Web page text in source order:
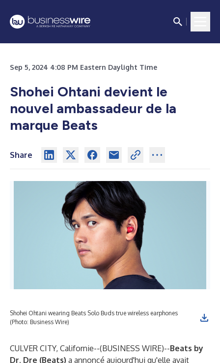
Sep 5, 2024 4:08 PM Eastern Daylight Time
Shohei Ohtani devient le
nouvel ambassadeur de la
marque Beats
Share
Shohei Ohtani wearing Beats Solo Buds true wireless earphones
(Photo: Business Wire)
CULVER CITY, Californie--(BUSINESS WIRE)--Beats by
Dr. Dre (Beats) a annoncé aujourd'hui qu'elle avait